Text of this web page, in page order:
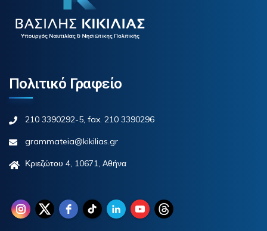
Πολιτικό Γραφείο
210 3390292-5, fax. 210 3390296
grammateia@kikilias.gr
Κριεζώτου 4, 10671, Αθήνα